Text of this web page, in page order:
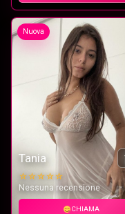
Nuova
Tania
☆☆☆☆☆
Nessuna recensione
CHIAMA